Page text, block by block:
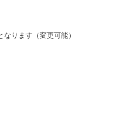
ります（変更可能）